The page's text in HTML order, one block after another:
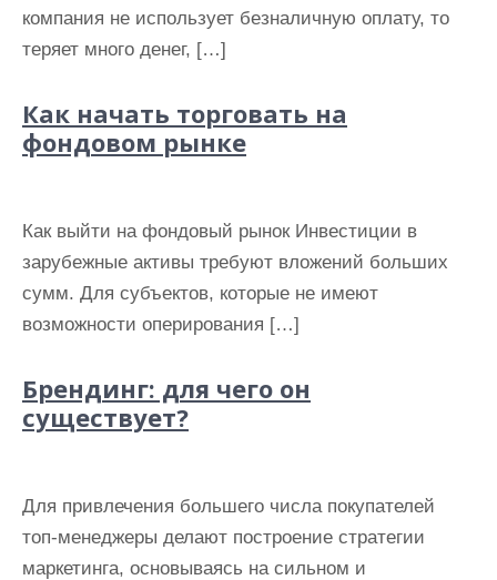
компания не использует безналичную оплату, то
теряет много денег, […]
Как начать торговать на
фондовом рынке
Как выйти на фондовый рынок Инвестиции в
зарубежные активы требуют вложений больших
сумм. Для субъектов, которые не имеют
возможности оперирования […]
Брендинг: для чего он
существует?
Для привлечения большего числа покупателей
топ-менеджеры делают построение стратегии
маркетинга, основываясь на сильном и